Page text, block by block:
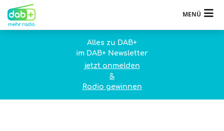
MENÜ
Alles zu DAB+
im DAB+ Newsletter
jetzt anmelden
&
Radio gewinnen